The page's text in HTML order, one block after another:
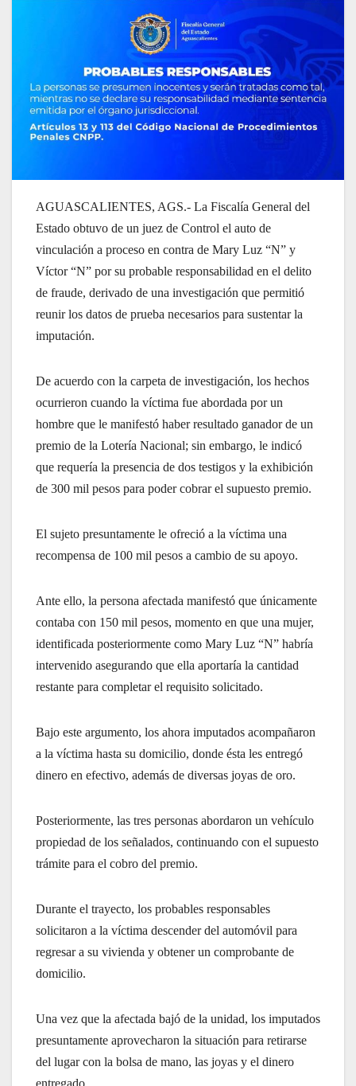
AGUASCALIENTES, AGS.- La Fiscalía General del
Estado obtuvo de un juez de Control el auto de
vinculación a proceso en contra de Mary Luz “N” y
Víctor “N” por su probable responsabilidad en el delito
de fraude, derivado de una investigación que permitió
reunir los datos de prueba necesarios para sustentar la
imputación.
De acuerdo con la carpeta de investigación, los hechos
ocurrieron cuando la víctima fue abordada por un
hombre que le manifestó haber resultado ganador de un
premio de la Lotería Nacional; sin embargo, le indicó
que requería la presencia de dos testigos y la exhibición
de 300 mil pesos para poder cobrar el supuesto premio.
El sujeto presuntamente le ofreció a la víctima una
recompensa de 100 mil pesos a cambio de su apoyo.
Ante ello, la persona afectada manifestó que únicamente
contaba con 150 mil pesos, momento en que una mujer,
identificada posteriormente como Mary Luz “N” habría
intervenido asegurando que ella aportaría la cantidad
restante para completar el requisito solicitado.
Bajo este argumento, los ahora imputados acompañaron
a la víctima hasta su domicilio, donde ésta les entregó
dinero en efectivo, además de diversas joyas de oro.
Posteriormente, las tres personas abordaron un vehículo
propiedad de los señalados, continuando con el supuesto
trámite para el cobro del premio.
Durante el trayecto, los probables responsables
solicitaron a la víctima descender del automóvil para
regresar a su vivienda y obtener un comprobante de
domicilio.
Una vez que la afectada bajó de la unidad, los imputados
presuntamente aprovecharon la situación para retirarse
del lugar con la bolsa de mano, las joyas y el dinero